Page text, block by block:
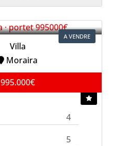
A VENDRE
Villa
Moraira
995.000€
4
5